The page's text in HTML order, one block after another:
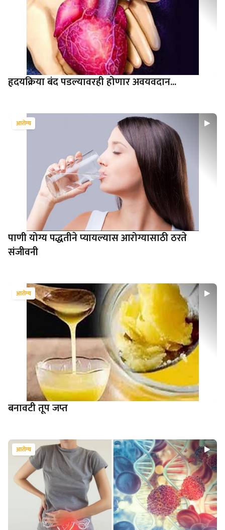
हृदयक्रिया बंद पडल्यावरही होणार अवयवदान...
आरोग्य
पाणी योग्य पद्धतीने प्यायल्यास आरोग्यासाठी ठरते
संजीवनी
आरोग्य
बनावटी तूप जप्त
आरोग्य